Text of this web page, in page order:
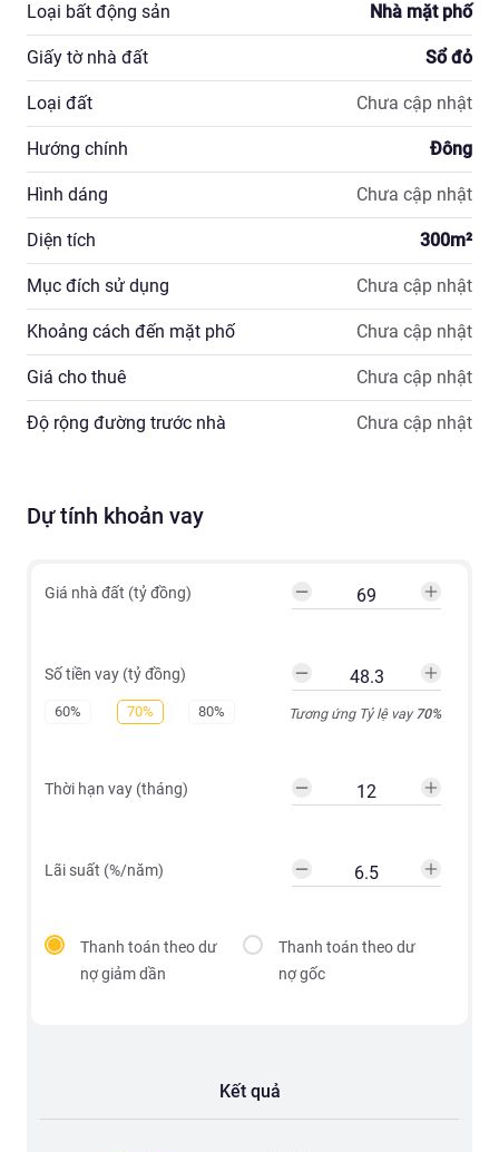
Loại bất động sản Nhà mặt phố
Giấy tờ nhà đất Sổ đỏ
Loại đất Chưa cập nhật
Hướng chính Đông
Hình dáng Chưa cập nhật
Diện tích 300m²
Mục đích sử dụng Chưa cập nhật
Khoảng cách đến mặt phố Chưa cập nhật
Giá cho thuê Chưa cập nhật
Độ rộng đường trước nhà Chưa cập nhật
Dự tính khoản vay
Giá nhà đất (tỷ đồng)
Số tiền vay (tỷ đồng)
60% 70% 80% Tương ứng Tỷ lệ vay70%
Thời hạn vay (tháng)
Lãi suất (%/năm)
Thanh toán theo dư
nợ giảm dần
Thanh toán theo dư
nợ gốc
Kết quả